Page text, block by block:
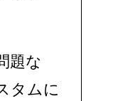
題な
タムに